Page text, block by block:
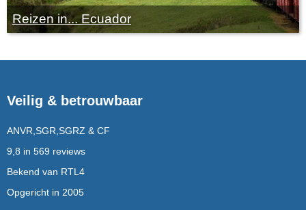
Reizen in... Ecuador
Veilig & betrouwbaar
ANVR,SGR,SGRZ & CF
9,8 in 569 reviews
Bekend van RTL4
Opgericht in 2005